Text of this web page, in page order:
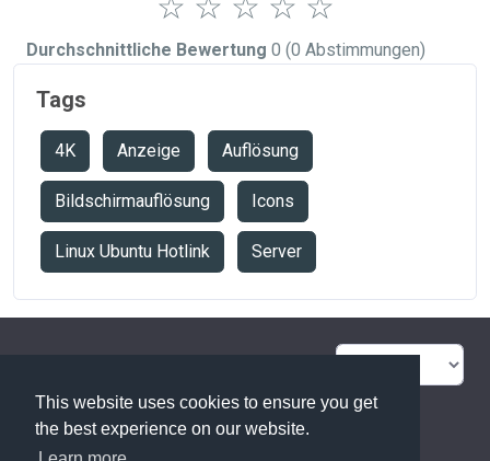
This website uses cookies to ensure you get
the best experience on our website.
Durchschnittliche Bewertung 0 (0 Abstimmungen)
Tags
4K Anzeige Auflösung
Bildschirmauflösung Icons
Linux Ubuntu Hotlink Server
Glossar Kontakt